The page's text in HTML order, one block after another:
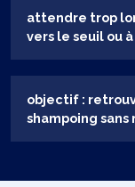
attendre trop
vers le seuil ou
objectif :
shampoing